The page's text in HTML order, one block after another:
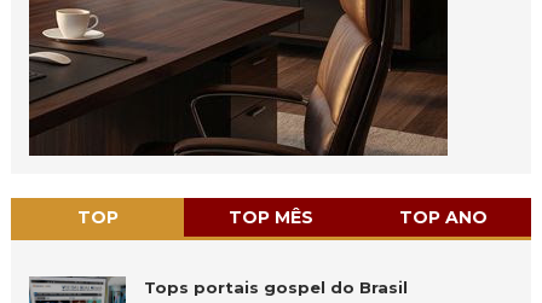
TOP TOP MÊS TOP ANO
Tops portais gospel do Brasil